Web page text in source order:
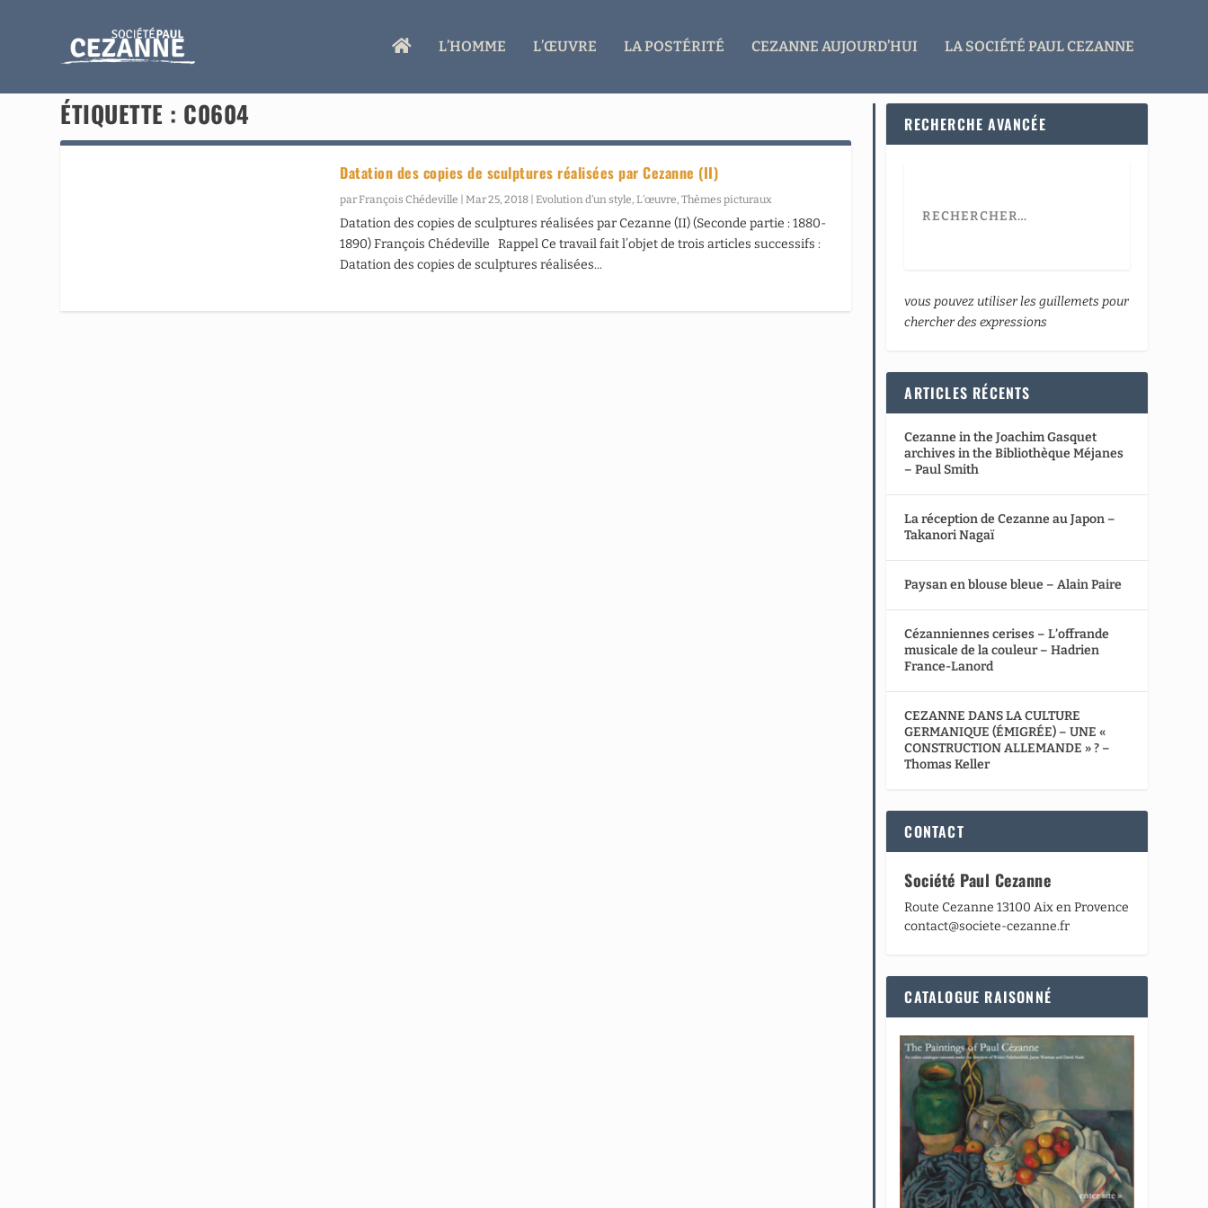
A
L’HOMME L’ŒUVRE LA POSTÉRITÉ CEZANNE AUJOURD’HUI LA SOCIÉTÉ PAUL CEZANNE
ÉTIQUETTE : C0604
Datation des copies de sculptures réalisées par Cezanne (II)
parFrançois Chédeville |Mar 25, 2018 |Evolution d’un style,L’œuvre,Thèmes picturaux
Datation des copies de sculptures réalisées par Cezanne (II) (Seconde partie : 1880-
1890) François Chédeville Rappel Ce travail fait l’objet de trois articles successifs :
Datation des copies de sculptures réalisées...
RECHERCHE AVANCÉE
vous pouvez utiliser les guillemets pour
chercher des expressions
ARTICLES RÉCENTS
Cezanne in the Joachim Gasquet
archives in the Bibliothèque Méjanes
– Paul Smith
La réception de Cezanne au Japon –
Takanori Nagaï
Paysan en blouse bleue – Alain Paire
Cézanniennes cerises – L’offrande
musicale de la couleur – Hadrien
France-Lanord
CEZANNE DANS LA CULTURE
GERMANIQUE (ÉMIGRÉE) – UNE «
CONSTRUCTION ALLEMANDE » ? –
Thomas Keller
CONTACT
Société Paul Cezanne
Route Cezanne 13100 Aix en Provence
contact@societe-cezanne.fr
CATALOGUE RAISONNÉ